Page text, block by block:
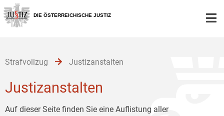
Zur
Hauptnavigation
[1]
Zum
Inhalt
[2]
Zum
Untermenü
[3]
DIE ÖSTERREICHISCHE JUSTIZ
Strafvollzug Justizanstalten
Justizanstalten
Auf dieser Seite finden Sie eine Auflistung aller